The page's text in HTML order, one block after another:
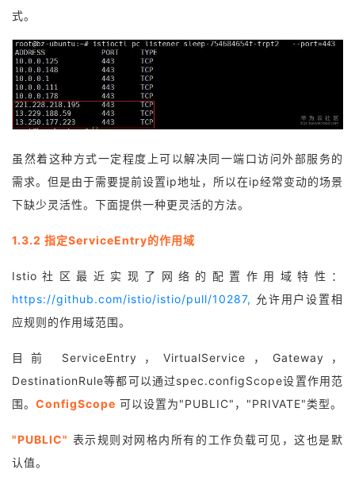
式。
虽然着这种方式一定程度上可以解决同一端口访问外部服务的
需求。但是由于需要提前设置ip地址，所以在ip经常变动的场景
下缺少灵活性。下面提供一种更灵活的方法。
1.3.2 指定ServiceEntry的作用域
Istio社区最近实现了网络的配置作用域特性：
https://github.com/istio/istio/pull/10287, 允许用户设置相
应规则的作用域范围。
目前 ServiceEntry，VirtualService，Gateway，
DestinationRule等都可以通过spec.configScope设置作用范
围。 ConfigScope 可以设置为"PUBLIC"，"PRIVATE"类型。
"PUBLIC" 表示规则对网格内所有的工作负载可见，这也是默
认值。